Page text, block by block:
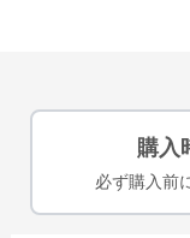
購入
必ず購入前